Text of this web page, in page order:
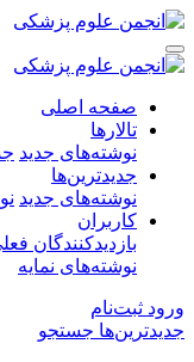
صفحه اصلی
تالارها
نوشته‌های جدید
جدیدترین‌ها
نوشته‌های جدید
کاربران
بازدیدکنندگان
نوشته‌های نمایه
ورود ثبت‌نام
جدیدترین‌ها جستجو